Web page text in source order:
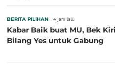
BERITA PILIHAN 4 jam lalu
Kabar Baik buat MU, Bek
Bilang Yes untuk Gabung